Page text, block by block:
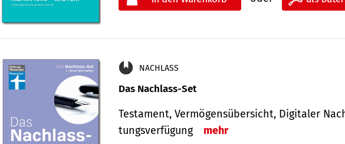
NACHLASS
Das Nachlass-Set
Testament, Vermögens­übersicht, Digitaler
tungs­ver­fügung
mehr